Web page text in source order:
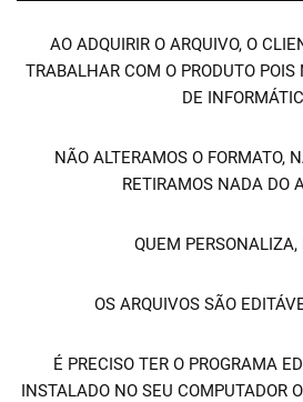
AO ADQUIRIR O ARQUIVO, O
TRABALHAR COM O PRODUTO POIS
DE
NÃO ALTERAMOS O FORMATO,
RETIRAMOS NADA DO
QUEM PERSONALIZA,
OS ARQUIVOS SÃO
É PRECISO TER O PROGRAMA
INSTALADO NO SEU COMPUTADOR